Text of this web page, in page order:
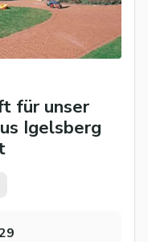
für unser
Igelsberg